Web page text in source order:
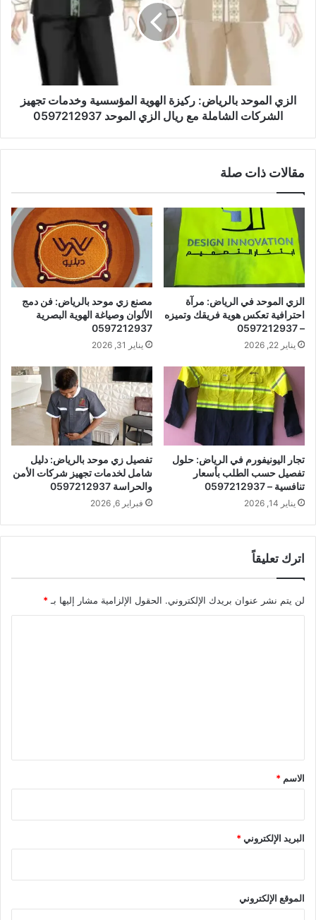
الزي الموحد بالرياض: ركيزة الهوية المؤسسية وخدمات تجهيز
الشركات الشاملة مع ريال الزي الموحد 0597212937
مقالات ذات صلة
الزي الموحد في الرياض: مرآة
احترافية تعكس هوية فريقك وتميزه
– 0597212937
يناير 22, 2026
مصنع زي موحد بالرياض: فن دمج
الألوان وصياغة الهوية البصرية
0597212937
يناير 31, 2026
تجار اليونيفورم في الرياض: حلول
تفصيل حسب الطلب بأسعار
تنافسية – 0597212937
يناير 14, 2026
تفصيل زي موحد بالرياض: دليل
شامل لخدمات تجهيز شركات الأمن
والحراسة 0597212937
فبراير 6, 2026
اترك تعليقاً
لن يتم نشر عنوان بريدك الإلكتروني. الحقول الإلزامية مشار إليها بـ*
*
الاسم *
البريد الإلكتروني*
الموقع الإلكتروني